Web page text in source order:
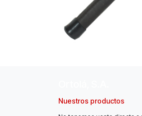
Nuestros productos